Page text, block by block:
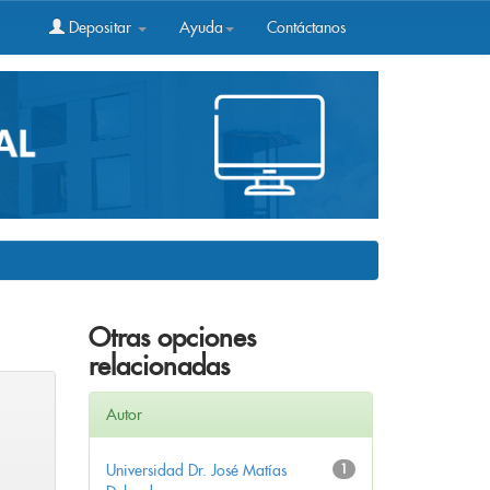
Depositar Ayuda Contáctanos
Otras opciones
relacionadas
Autor
1
Universidad Dr. José Matías